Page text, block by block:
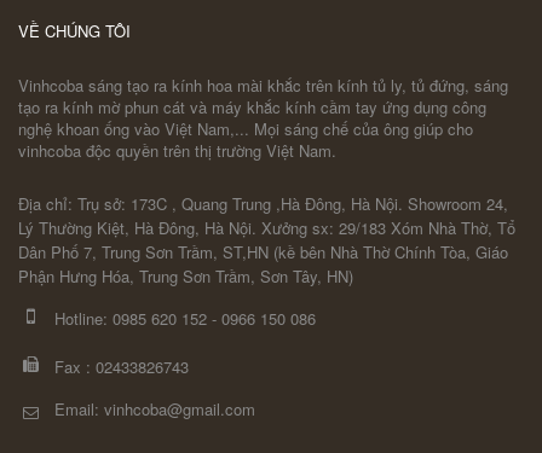
VỀ CHÚNG TÔI
Vinhcoba sáng tạo ra kính hoa mài khắc trên kính tủ ly, tủ đứng, sáng
tạo ra kính mờ phun cát và máy khắc kính cầm tay ứng dụng công
nghệ khoan ống vào Việt Nam,... Mọi sáng chế của ông giúp cho
vinhcoba độc quyền trên thị trường Việt Nam.
Địa chỉ: Trụ sở: 173C , Quang Trung ,Hà Đông, Hà Nội. Showroom 24,
Lý Thường Kiệt, Hà Đông, Hà Nội. Xưởng sx: 29/183 Xóm Nhà Thờ, Tổ
Dân Phố 7, Trung Sơn Trầm, ST,HN (kề bên Nhà Thờ Chính Tòa, Giáo
Phận Hưng Hóa, Trung Sơn Trầm, Sơn Tây, HN)
Hotline: 0985 620 152 - 0966 150 086
Fax : 02433826743
Email: vinhcoba@gmail.com